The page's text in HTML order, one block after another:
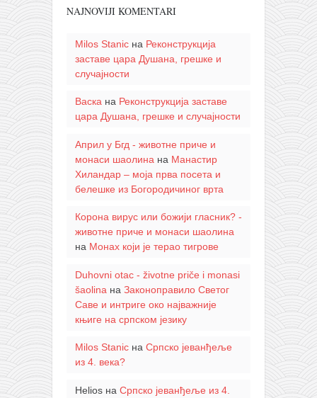
NAJNOVIJI KOMENTARI
Milos Stanicна Реконструкција
заставе цара Душана, грешке и
случајности
Васкана Реконструкција заставе
цара Душана, грешке и случајности
Април у Бгд - животне приче и
монаси шаолина на Манастир
Хиландар – моја прва посета и
белешке из Богородичиног врта
Корона вирус или божији гласник? -
животне приче и монаси шаолина
на Монах који је терао тигрове
Duhovni otac - životne priče i monasi
šaolina на Законоправило Светог
Саве и интриге око најважније
књиге на српском језику
Milos Stanicна Српско јеванђеље
из 4. века?
Heliosна Српско јеванђеље из 4.